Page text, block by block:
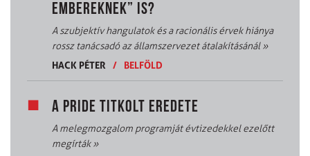
EMBEREKNEK” IS?
A szubjektív hangulatok és a racionális érvek hiánya
rossz tanácsadó az államszervezet átalakításánál»
HACK PÉTER
/ BELFÖLD
A PRIDE TITKOLT EREDETE
A melegmozgalom programját évtizedekkel ezelőtt
megírták»